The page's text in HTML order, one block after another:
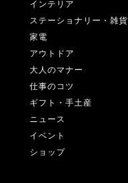
インテリア
ステーショナリー・雑貨
家電
アウトドア
大人のマナー
仕事のコツ
ギフト・手土産
ニュース
イベント
ショップ